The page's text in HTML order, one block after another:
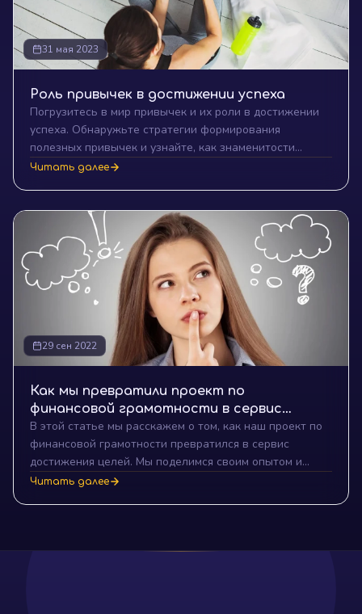
31 мая 2023
Роль привычек в достижении успеха
Погрузитесь в мир привычек и их роли в достижении
успеха. Обнаружьте стратегии формирования
полезных привычек и узнайте, как знаменитости
используют привычки для достижения своих целей.
Читать далее
29 сен 2022
Как мы превратили проект по
финансовой грамотности в сервис
достижения целей
В этой статье мы расскажем о том, как наш проект по
финансовой грамотности превратился в сервис
достижения целей. Мы поделимся своим опытом и
расскажем, почему мы решили изменить направление
Читать далее